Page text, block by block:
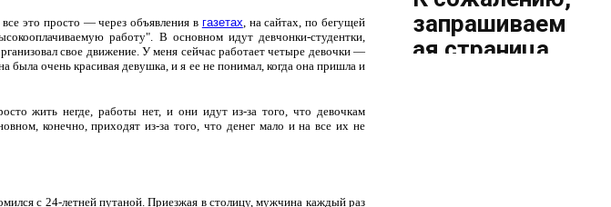
это просто — через объявления в газетах, на сайтах, по бегущей
работу". В основном идут девчонки-студентки,
свое движение. У меня сейчас работает четыре девочки —
была очень красивая девушка, и я ее не понимал, когда она пришла и
жить негде, работы нет, и они идут из-за того, что девочкам
конечно, приходят из-за того, что денег мало и на все их не
с 24-летней путаной. Приезжая в столицу, мужчина каждый раз